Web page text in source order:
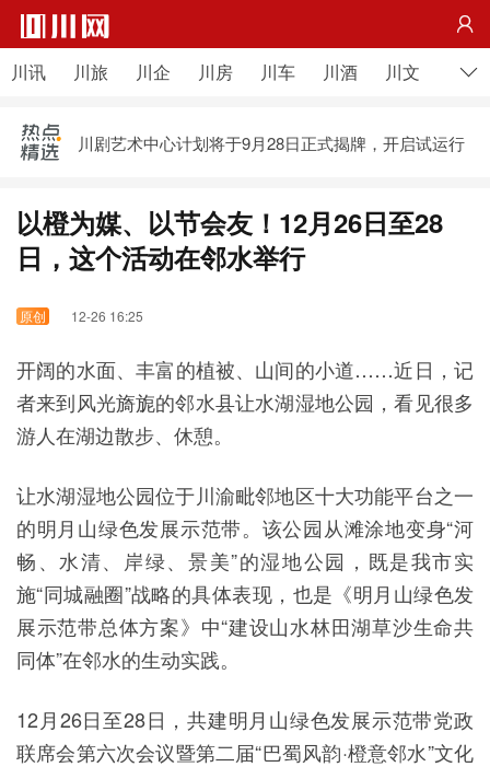

川讯 川旅 川企 川房 川车 川酒 川文 川农
第十一届自博会9月7日在自贡开启 这些精彩活动等你
阿坝藏族羌族自治州成立70 周年庆祝大会主题文艺演
川剧艺术中心计划将于9月28日正式揭牌，开启试运行
阿坝藏族羌族自治州成立70 周年庆祝大会主题文艺演
出侧记
以橙为媒、以节会友！12月26日至28
日，这个活动在邻水举行
12-26 16:25
开阔的水面、丰富的植被、山间的小道……近日，记
者来到风光旖旎的邻水县让水湖湿地公园，看见很多
游人在湖边散步、休憩。
让水湖湿地公园位于川渝毗邻地区十大功能平台之一
的明月山绿色发展示范带。该公园从滩涂地变身“河
畅、水清、岸绿、景美”的湿地公园，既是我市实
施“同城融圈”战略的具体表现，也是《明月山绿色发
展示范带总体方案》中“建设山水林田湖草沙生命共
同体”在邻水的生动实践。
12月26日至28日，共建明月山绿色发展示范带党政
联席会第六次会议暨第二届“巴蜀风韵·橙意邻水”文化